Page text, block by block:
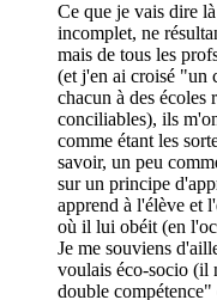
Ce que je vais dire
incomplet, ne
mais de tous les
(et j'en ai croisé "un
chacun à des écoles
conciliables), ils
comme étant les
savoir, un peu
sur un principe
apprend à l'élève et
où il lui obéit (en
Je me souviens
voulais éco-socio (il
double